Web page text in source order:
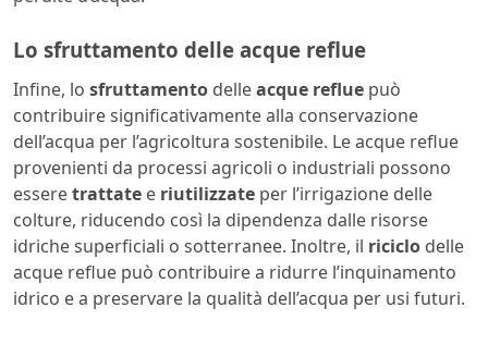
Lo sfruttamento delle acque reflue
Infine, lo sfruttamento delleacque reflue può
contribuire significativamente alla conservazione
dell’acqua per l’agricoltura sostenibile. Le acque reflue
provenienti da processi agricoli o industriali possono
esseretrattate e riutilizzate per l’irrigazione delle
colture, riducendo così la dipendenza dalle risorse
idriche superficiali o sotterranee. Inoltre, il riciclo delle
acque reflue può contribuire a ridurre l’inquinamento
idrico e a preservare la qualità dell’acqua per usi futuri.